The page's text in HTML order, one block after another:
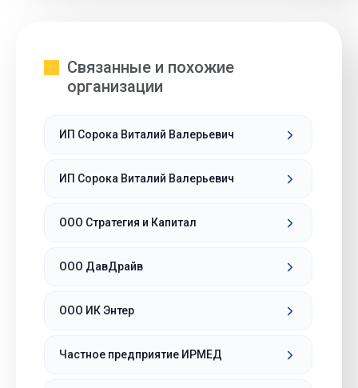
Связанные и похожие
организации
ИП Сорока Виталий Валерьевич
ИП Сорока Виталий Валерьевич
ООО Стратегия и Капитал
ООО ДавДрайв
ООО ИК Энтер
Частное предприятие ИРМЕД